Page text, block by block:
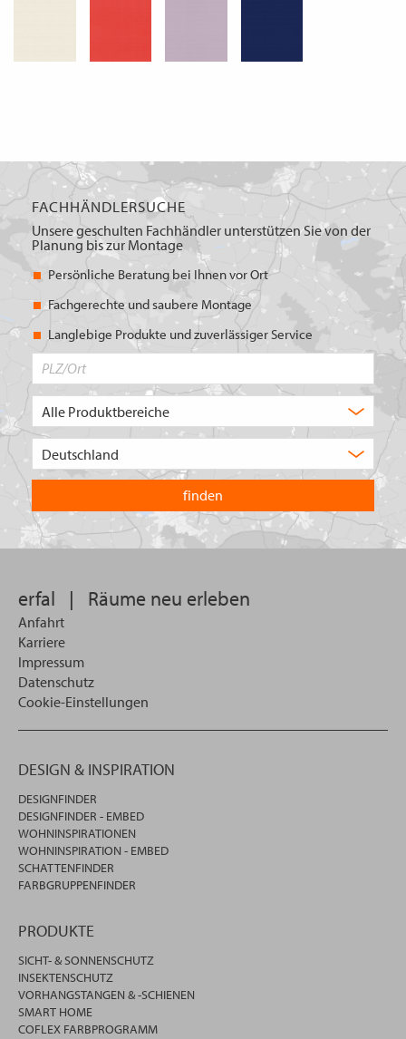
FACHHÄNDLERSUCHE
Unsere geschulten Fachhändler unterstützen Sie von der
Planung bis zur Montage
Persönliche Beratung bei Ihnen vor Ort
Fachgerechte und saubere Montage
Langlebige Produkte und zuverlässiger Service
in
welchem
Land
Sie
suchen
erfal | Räume neu erleben
Anfahrt
Karriere
Impressum
Datenschutz
Cookie-Einstellungen
DESIGN & INSPIRATION
DESIGNFINDER
DESIGNFINDER - EMBED
WOHNINSPIRATIONEN
WOHNINSPIRATION - EMBED
SCHATTENFINDER
FARBGRUPPENFINDER
PRODUKTE
SICHT- & SONNENSCHUTZ
INSEKTENSCHUTZ
VORHANGSTANGEN & -SCHIENEN
SMART HOME
COFLEX FARBPROGRAMM